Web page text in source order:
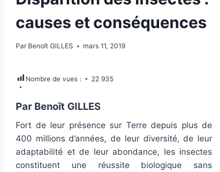
causes et conséquences
Par Benoît GILLES mars 11, 2019
Nombre de vues : 22 935
Par Benoît GILLES
Fort de leur présence sur Terre depuis plus de
400 millions d’années, de leur diversité, de leur
adaptabilité et de leur abondance, les insectes
constituent une réussite biologique sans